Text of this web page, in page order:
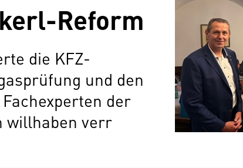
Reform
die KFZ-
und den
der
willhaben verr